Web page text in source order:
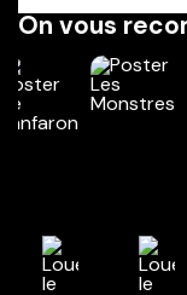
On vous